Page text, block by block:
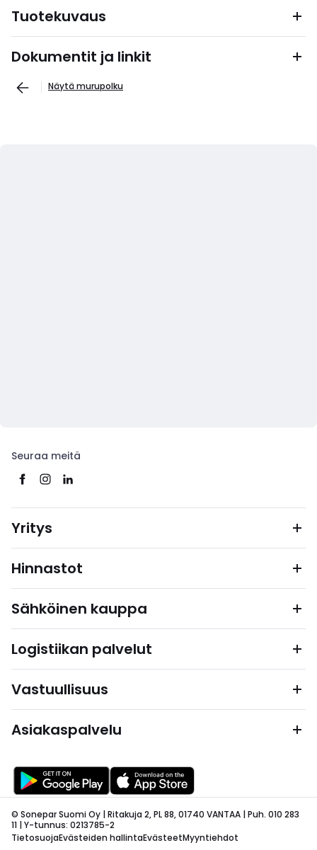
Tuotekuvaus
Dokumentit ja linkit
Näytä murupolku
Seuraa meitä
Yritys
Hinnastot
Sähköinen kauppa
Logistiikan palvelut
Vastuullisuus
Asiakaspalvelu
© Sonepar Suomi Oy | Ritakuja 2, PL 88, 01740 VANTAA | Puh. 010 283
11 | Y-tunnus: 0213785-2
TietosuojaEvästeiden hallintaEvästeetMyyntiehdot